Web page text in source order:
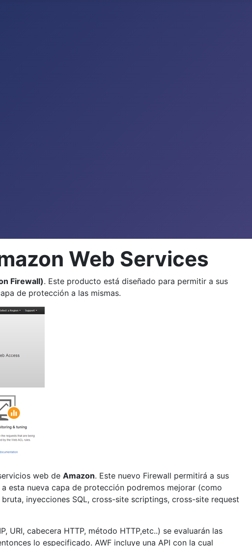
Web Services
Firewall). Este producto está diseñado para permitir a sus
de protección a las mismas.
web de Amazon. Este nuevo Firewall permitirá a sus
esta nueva capa de protección podremos mejorar (como
inyecciones SQL, cross-site scriptings, cross-site request
cabecera HTTP, método HTTP,etc..) se evaluarán las
lo especificado. AWF incluye una API con la cual